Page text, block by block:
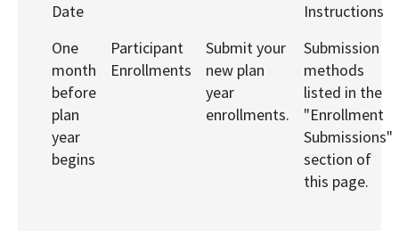
Date
Instructions
One
month
before
plan
year
begins
Participant
Enrollments
Submit your
new plan
year
enrollments.
Submission
methods
listed in the
"Enrollment
Submissions"
section of
this page.